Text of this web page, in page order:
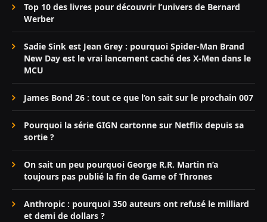
Top 10 des livres pour découvrir l’univers de Bernard
Werber
Sadie Sink est Jean Grey : pourquoi Spider-Man Brand
New Day est le vrai lancement caché des X-Men dans le
MCU
James Bond 26 : tout ce que l’on sait sur le prochain 007
Pourquoi la série GIGN cartonne sur Netflix depuis sa
sortie ?
On sait un peu pourquoi George R.R. Martin n’a
toujours pas publié la fin de Game of Thrones
Anthropic : pourquoi 350 auteurs ont refusé le milliard
et demi de dollars ?